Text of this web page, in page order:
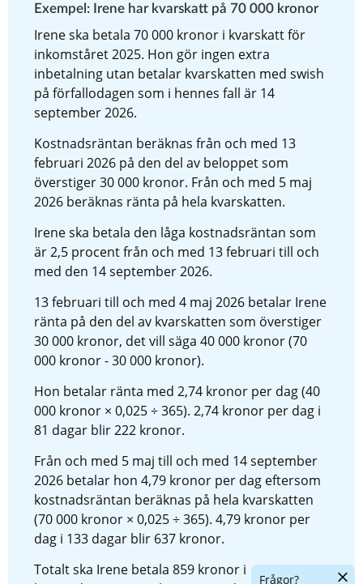
Exempel: Irene har kvarskatt på 70 000 kronor
Irene ska betala 70 000 kronor i kvarskatt för
inkomståret 2025. Hon gör ingen extra
inbetalning utan betalar kvarskatten med swish
på förfallodagen som i hennes fall är 14
september 2026.
Kostnadsräntan beräknas från och med 13
februari 2026 på den del av beloppet som
överstiger 30 000 kronor. Från och med 5 maj
2026 beräknas ränta på hela kvarskatten.
Irene ska betala den låga kostnadsräntan som
är 2,5 procent från och med 13 februari till och
med den 14 september 2026.
13 februari till och med 4 maj 2026 betalar Irene
ränta på den del av kvarskatten som överstiger
30 000 kronor, det vill säga 40 000 kronor (70
000 kronor - 30 000 kronor).
Hon betalar ränta med 2,74 kronor per dag (40
000 kronor × 0,025 ÷ 365). 2,74 kronor per dag i
81 dagar blir 222 kronor.
Från och med 5 maj till och med 14 september
2026 betalar hon 4,79 kronor per dag eftersom
kostnadsräntan beräknas på hela kvarskatten
(70 000 kronor × 0,025 ÷ 365). 4,79 kronor per
dag i 133 dagar blir 637 kronor.
Totalt ska Irene betala 859 kronor i
Frågor?
Dölj